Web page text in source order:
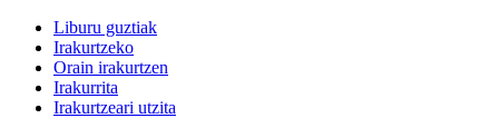
Liburu guztiak
Irakurtzeko
Orain irakurtzen
Irakurrita
Irakurtzeari utzita